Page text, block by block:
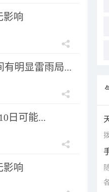
影响
有明显雷雨局...
日可能...
影响